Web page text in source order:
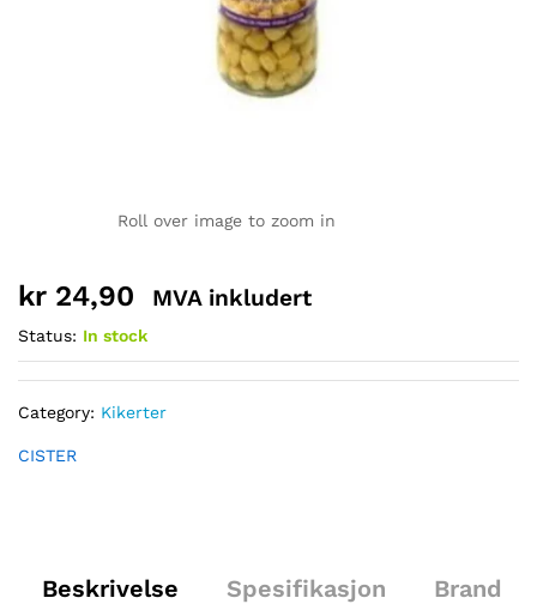
Roll over image to zoom in
kr 24,90 MVA inkludert
Status: In stock
Category: Kikerter
CISTER
Beskrivelse Spesifikasjon Brand